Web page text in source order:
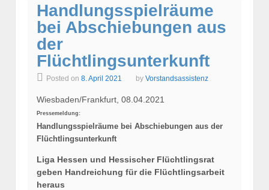
Handlungsspielräume
bei Abschiebungen aus
der
Flüchtlingsunterkunft
Posted on 8. April 2021 by Vorstandsassistenz
Wiesbaden/Frankfurt, 08.04.2021
Pressemeldung:
Handlungsspielräume bei Abschiebungen aus der
Flüchtlingsunterkunft
Liga Hessen und Hessischer Flüchtlingsrat
geben Handreichung für die Flüchtlingsarbeit
heraus